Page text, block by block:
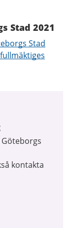
Stad 2021
Stad
kontakta